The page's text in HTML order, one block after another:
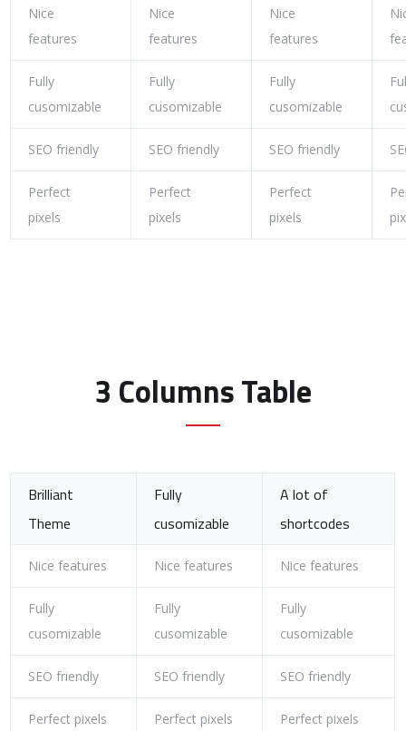
Nice
features
Nice
features
Nice
features
Fully
cusomizable
Fully
cusomizable
Fully
cusomizable
SEO friendly SEO friendly SEO friendly
Perfect
pixels
Perfect
pixels
Perfect
pixels
3 Columns Table
Brilliant
Theme
Fully
cusomizable
A lot of
shortcodes
Nice features Nice features Nice features
Fully
cusomizable
Fully
cusomizable
Fully
cusomizable
SEO friendly SEO friendly SEO friendly
Perfect pixels Perfect pixels Perfect pixels